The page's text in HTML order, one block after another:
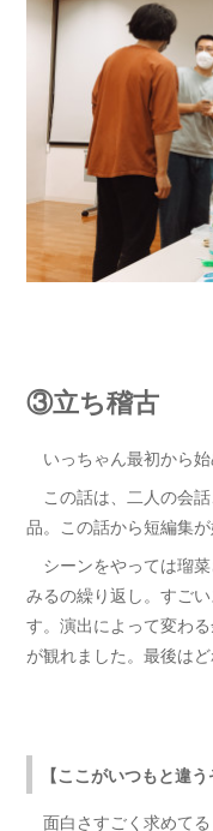
③立ち稽古
いっちゃん最初から始
この話は、二人の会
品。この話から短編集
シーンをやっては瑠
みるの繰り返し。すご
す。演出によって変わ
が観れました。最後は
【ここがいつもと違
面白さすごく求めてる